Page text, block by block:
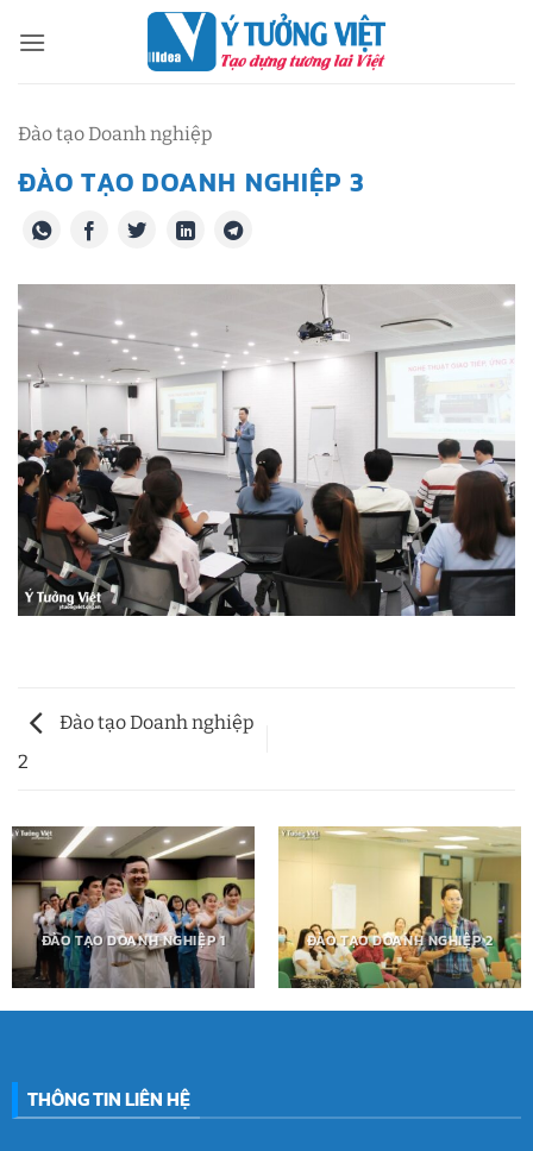
qua
Đào tạo Doanh nghiệp
ĐÀO TẠO DOANH NGHIỆP 3
Đào tạo Doanh nghiệp
2
ĐÀO TẠO DOANH NGHIỆP 1 ĐÀO TẠO DOANH NGHIỆP 2
THÔNG TIN LIÊN HỆ